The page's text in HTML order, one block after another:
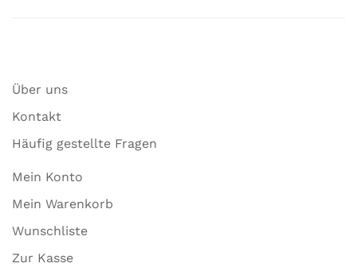
Über uns
Kontakt
Häufig gestellte Fragen
Mein Konto
Mein Warenkorb
Wunschliste
Zur Kasse